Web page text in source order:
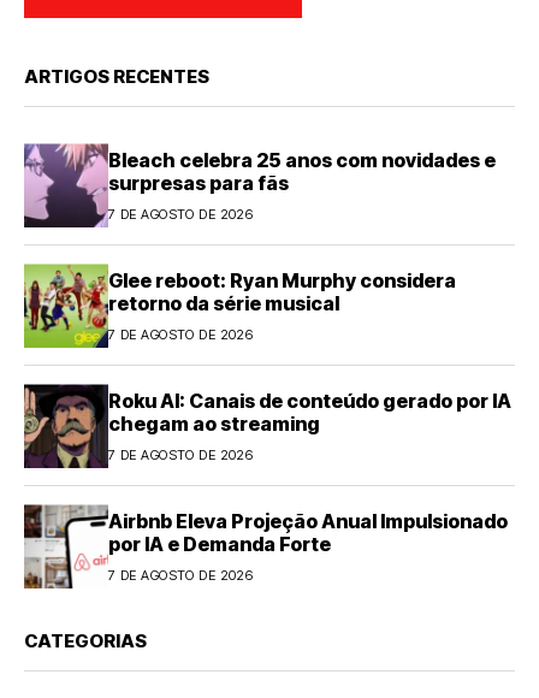
ARTIGOS RECENTES
Bleach celebra 25 anos com novidades e
surpresas para fãs
7 DE AGOSTO DE 2026
Glee reboot: Ryan Murphy considera
retorno da série musical
7 DE AGOSTO DE 2026
Roku AI: Canais de conteúdo gerado por IA
chegam ao streaming
7 DE AGOSTO DE 2026
Airbnb Eleva Projeção Anual Impulsionado
por IA e Demanda Forte
7 DE AGOSTO DE 2026
CATEGORIAS